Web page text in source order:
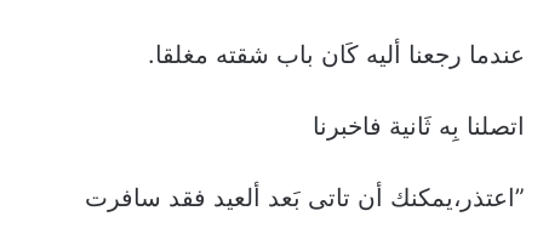
عندما رجعنا أليه كَان باب شقته مغلقا.
اتصلنا بِه ثَانية فاخبرنا
”اعتذر،يمكنك أن تاتى بَعد ألعيد فقد سافرت